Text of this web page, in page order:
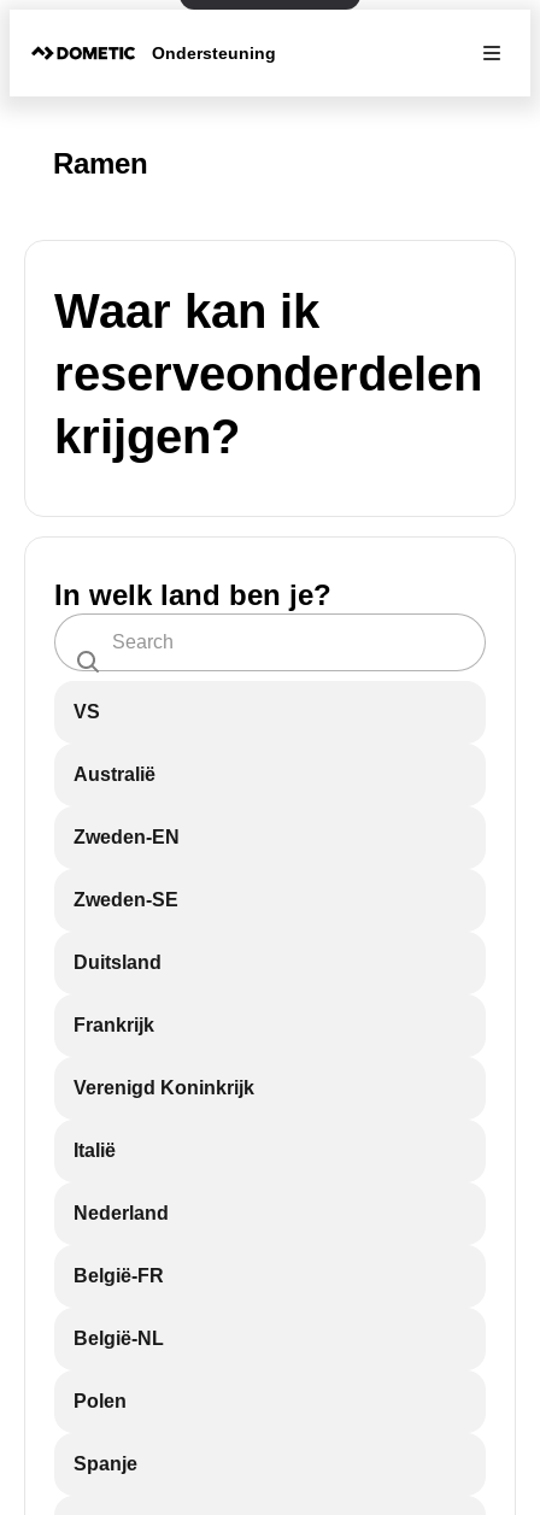
Ondersteuning
Ramen
Waar kan ik
reserveonderdelen
krijgen?
In welk land ben je?
VS
Australië
Zweden-EN
Zweden-SE
Duitsland
Frankrijk
Verenigd Koninkrijk
Italië
Nederland
België-FR
België-NL
Polen
Spanje